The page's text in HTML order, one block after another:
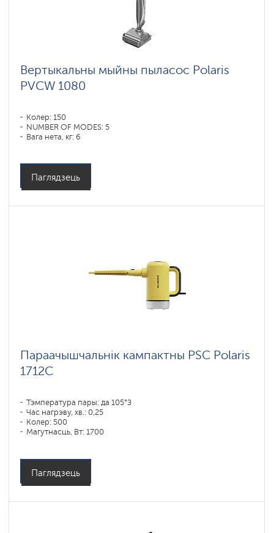
Вертыкальны мыйны пыласос Polaris
PVCW 1080
Колер: 150
NUMBER OF MODES: 5
Вага нета, кг: 6
Паглядзець
Параачышчальнік кампактны PSC Polaris
1712C
Тэмпература пары: да 105°З
Час нагрэву, хв.: 0,25
Колер: 500
Магутнасць, Вт: 1700
Паглядзець